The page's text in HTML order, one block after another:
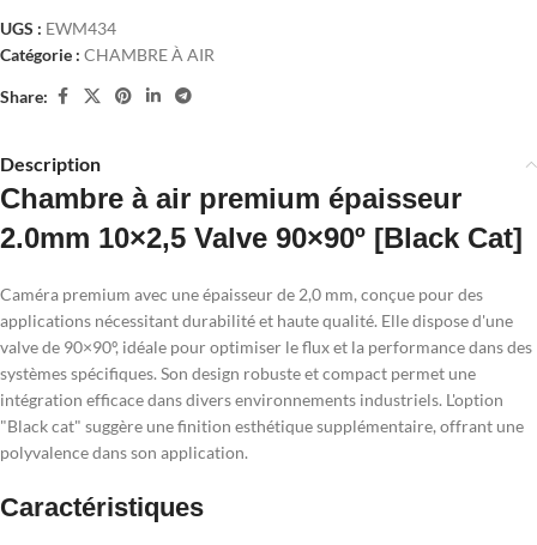
UGS : EWM434
Catégorie : CHAMBRE À AIR
Share:
Description
Chambre à air premium épaisseur
2.0mm 10×2,5 Valve 90×90º [Black Cat]
Caméra premium avec une épaisseur de 2,0 mm, conçue pour des
applications nécessitant durabilité et haute qualité. Elle dispose d'une
valve de 90×90º, idéale pour optimiser le flux et la performance dans des
systèmes spécifiques. Son design robuste et compact permet une
intégration efficace dans divers environnements industriels. L'option
"Black cat" suggère une finition esthétique supplémentaire, offrant une
polyvalence dans son application.
Caractéristiques